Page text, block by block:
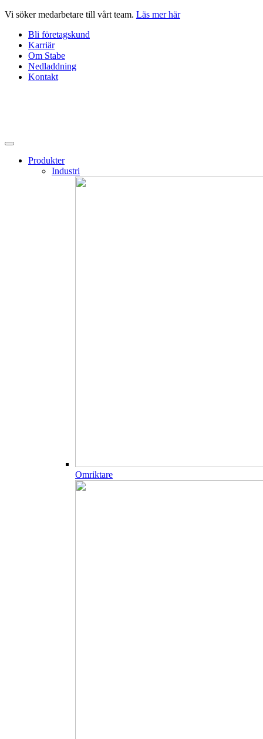
Hoppa
innehåll
Vi söker medarbetare till vårt team. Läs mer här
Bli företagskund
Karriär
Om Stabe
Nedladdning
Kontakt
Produkter
Industri
Omriktare